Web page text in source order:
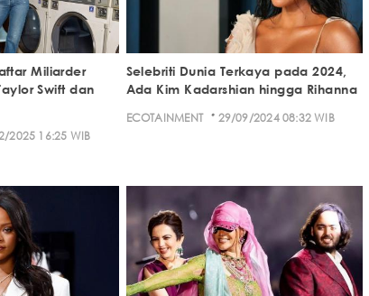
Miliarder
Swift dan
2025 16:25 WIB
Selebriti Dunia Terkaya pada 2024,
Ada Kim Kadarshian hingga Rihanna
ECOTAINMENT · 29/09/2024 08:32 WIB